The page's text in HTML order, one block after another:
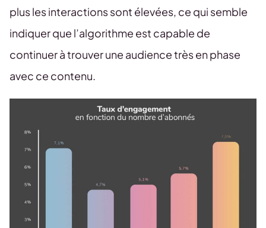
plus les interactions sont élevées, ce qui semble
indiquer que l’algorithme est capable de
continuer à trouver une audience très en phase
avec ce contenu.